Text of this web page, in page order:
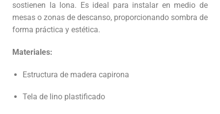
sostienen la lona. Es ideal para instalar en medio de
mesas o zonas de descanso, proporcionando sombra de
forma práctica y estética.
Materiales:
Estructura de madera capirona
Tela de lino plastificado